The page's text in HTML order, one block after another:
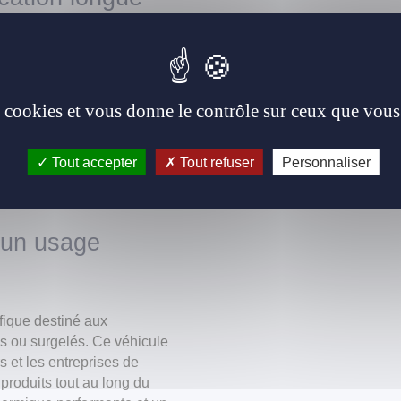
entreprises de bénéficier
de renouveler
et des normes
usage
destiné aux
ou surgelés. Ce véhicule
et les entreprises de
tout au long du
et vous donne le contrôle sur ceux que
Tout accepter Tout refuser Personnaliser